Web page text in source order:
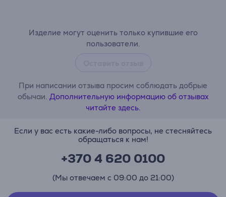
Изделие могут оценить только купившие его
пользователи.
При написании отзыва просим соблюдать добрые
обычаи. Дополнительную информацию об отзывах
читайте здесь.
Если у вас есть какие-либо вопросы, не стесняйтесь
обращаться к нам!
+370 4 620 0100
(Мы отвечаем с 09:00 до 21:00)